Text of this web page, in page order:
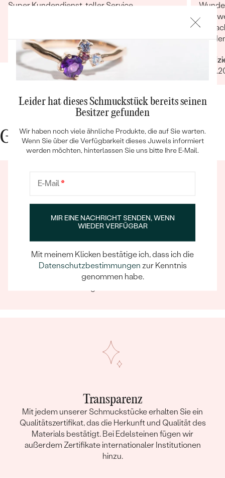
Bestseller
ANSEHEN
Super Kundendienst, toller Service,
Verifizierter Kunde
19.11.2022
sehr
Gute Gründe für Eppi
Ein Eppi-sches Erlebnis
Wenn Sie online oder persönlich einkaufen, können Sie
sich darauf verlassen, dass unser Team dafür sorgt,
dass schon die Auswahl eines Schmuckstücks zu
Transparenz
Mit jedem unserer Schmuckstücke erhalten Sie ein
Qualitätszertifikat, das die Herkunft und Qualität des
Materials bestätigt. Bei Edelsteinen fügen wir
außerdem Zertifikate internationaler Institutionen
hinzu.
Leider hat dieses Schmuckstück bereits seinen
Besitzer gefunden
Wir haben noch viele ähnliche Produkte, die auf Sie warten.
Wenn Sie über die Verfügbarkeit dieses Juwels informiert
werden möchten, hinterlassen Sie uns bitte Ihre E-Mail.
E-Mail*
MIR EINE NACHRICHT SENDEN, WENN
WIEDER VERFÜGBAR
Mit meinem Klicken bestätige ich, dass ich die
Datenschutzbestimmungen zur Kenntnis
genommen habe.